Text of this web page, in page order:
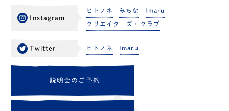
Instagram
ヒトノネ みちな Imaru
クリエイターズ・クラブ
Twitter ヒトノネ Imaru
説明会の ご 予約